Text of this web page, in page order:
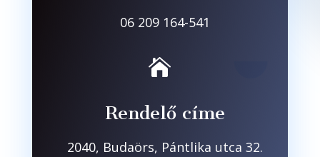
06 209 164-541

Rendelő címe
2040, Budaörs, Pántlika utca 32.